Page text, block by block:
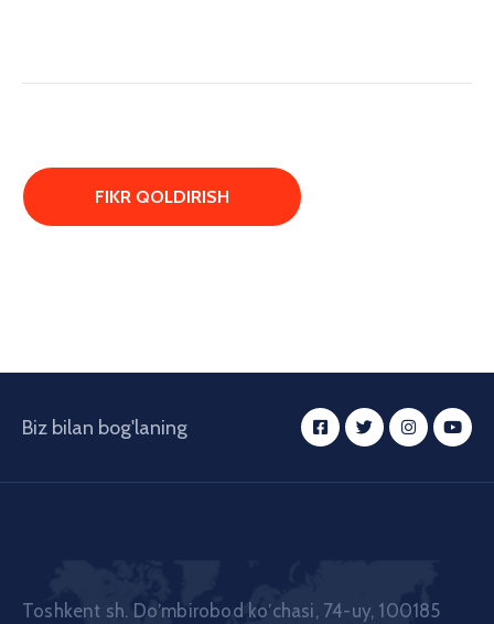
Biz bilan bog'laning
Toshkent sh. Doʼmbirobod koʼchasi, 74-uy, 100185